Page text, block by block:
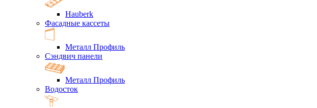
Hauberk
Фасадные кассеты
Металл Профиль
Сэндвич панели
Металл Профиль
Водосток